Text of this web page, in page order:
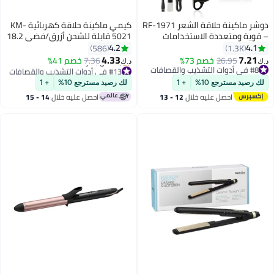
دوشر ماكينة حلاقة الشعر RF-1971
– قوية ومتعددة الاستخدامات
وسهلة الاستخدام للحصول على
نتائج بجودة الصالون في المنزل
4.1
1.3K
د.ك‏7.21
26.95خصم 73%
#8 في أدوات التشذيب والقصافات
#8 في أدوات التشذيب والقصافات
لك رصيد مسترجع 10% + 1
احصل عليه خلال 12 - 13
كيمي ماكينة حلاقة كهربائية KM-
5021 قابلة للشحن أزرق/فضي 18.2
x 6 x 14سم
4.2
586
د.ك‏4.33
7.36خصم 41% #13 في أدوات التشذيب والقصافات
أقل سعر في 30 يوم
بتخلّص بسرعة
#13 في أدوات التشذيب والقصافات
لك رصيد مسترجع 10% + 1
احصل عليه خلال 14 - 15